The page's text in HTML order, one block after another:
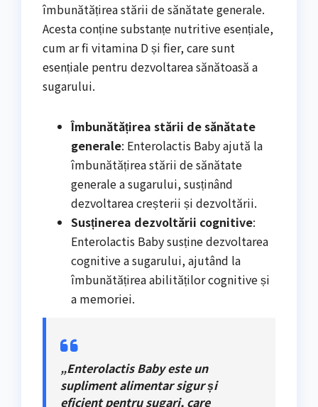
îmbunătățirea stării de sănătate generale.
Acesta conține substanțe nutritive esențiale,
cum ar fi vitamina D și fier, care sunt
esențiale pentru dezvoltarea sănătoasă a
sugarului.
Îmbunătățirea stării de sănătate
generale: Enterolactis Baby ajută la
îmbunătățirea stării de sănătate
generale a sugarului, susținând
dezvoltarea creșterii și dezvoltării.
Susținerea dezvoltării cognitive:
Enterolactis Baby susține dezvoltarea
cognitive a sugarului, ajutând la
îmbunătățirea abilităților cognitive și
a memoriei.
„Enterolactis Baby este un
supliment alimentar sigur și
eficient pentru sugari, care